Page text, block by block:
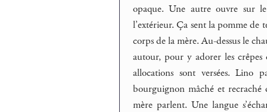
opaque. Une autre ouvre sur
l’extérieur. Ça sent la pomme de
corps de la mère. Au-dessus le
autour, pour y adorer les
allocations sont versées. Lino
bourguignon mâché et recraché
mère parlent. Une langue